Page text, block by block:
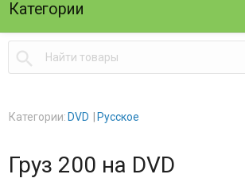
Категории

Категории: DVD Русское
Груз 200 на DVD